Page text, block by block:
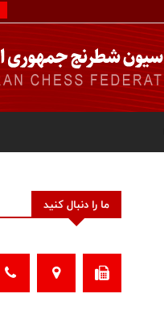
ما را دنبال کنید